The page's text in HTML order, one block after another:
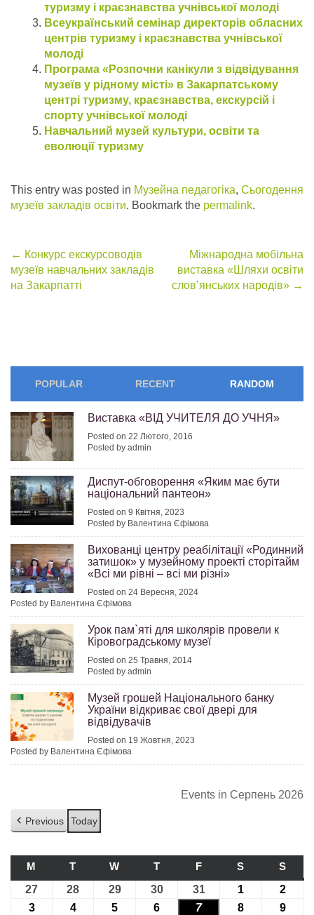
туризму і краєзнавства учнівської молоді
Всеукраїнський семінар директорів обласних
центрів туризму і краєзнавства учнівської
молоді
Програма «Розпочни канікули з відвідування
музеїв у рідному місті» в Закарпатському
центрі туризму, краєзнавства, екскурсій і
спорту учнівської молоді
Навчальний музей культури, освіти та
еволюції туризму
This entry was posted in Музейна педагогіка, Сьогодення
музеїв закладів освіти. Bookmark the permalink.
Post
navigation
← Конкурс екскурсоводів
музеїв навчальних закладів
на Закарпатті
Міжнародна мобільна
виставка «Шляхи освіти
слов’янських народів» →
POPULAR RECENT RANDOM
Виставка «ВІД УЧИТЕЛЯ ДО УЧНЯ»
Posted on 22 Лютого, 2016
Posted by admin
Диспут-обговорення «Яким має бути
національний пантеон»
Posted on 9 Квітня, 2023
Posted by Валентина Єфімова
Вихованці центру реабілітації «Родинний
затишок» у музейному проекті сторітайм
«Всі ми рівні – всі ми різні»
Posted on 24 Вересня, 2024
Posted by Валентина Єфімова
Урок пам`яті для школярів провели к
Кіровоградському музеї
Posted on 25 Травня, 2014
Posted by admin
Музей грошей Національного банку
України відкриває свої двері для
відвідувачів
Posted on 19 Жовтня, 2023
Posted by Валентина Єфімова
Events in Серпень 2026
Previous Today
M ПОНЕДІЛОК
T ВІВТОРОК
W СЕРЕДА
TЧЕТВЕР
FП’ЯТНИЦЯ
S СУБОТА
S
27 27.07.2026
28 28.07.2026
2929.07.2026
3030.07.2026
3131.07.2026
1 01.08.2026
2
303.08.2026
404.08.2026
5 05.08.2026
6 06.08.2026
707.08.2026
8 08.08.2026
9